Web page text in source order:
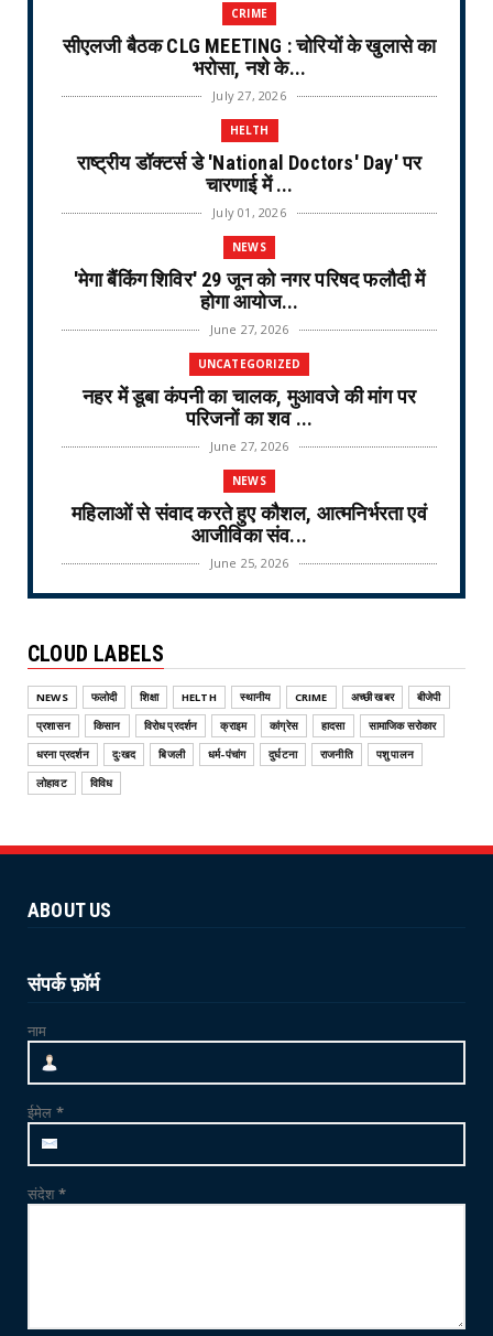
CRIME
सीएलजी बैठक CLG MEETING : चोरियों के खुलासे का
भरोसा, नशे के...
July 27, 2026
HELTH
राष्ट्रीय डॉक्टर्स डे 'National Doctors' Day' पर
चारणाई में ...
July 01, 2026
NEWS
'मेगा बैंकिंग शिविर' 29 जून को नगर परिषद फलौदी में
होगा आयोज...
June 27, 2026
UNCATEGORIZED
नहर में डूबा कंपनी का चालक, मुआवजे की मांग पर
परिजनों का शव ...
June 27, 2026
NEWS
महिलाओं से संवाद करते हुए कौशल, आत्मनिर्भरता एवं
आजीविका संव...
June 25, 2026
NEWS
CRIME
ऑपरेशन वज्र प्रहार Operation Vajra Prahar :
एमडी फैक्ट्री और...
जाम्भा की ढाणी में उत्साहपूर्वक मनाया गया 12वां
ट्यूबवेल ...
CLOUD LABELS
NEWS फलोदी शिक्षा HELTH स्थानीय CRIME अच्छी खबर
बीजेपी
प्रशासन
किसान विरोध प्रदर्शन क्राइम कांग्रेस हादसा
सामाजिक सरोकार
धरना प्रदर्शन
दुःखद बिजली धर्म-पंचांग दुर्घटना राजनीति
पशु पालन
लोहावट
विविध
ABOUT US
संपर्क फ़ॉर्म
नाम
ईमेल *
संदेश*